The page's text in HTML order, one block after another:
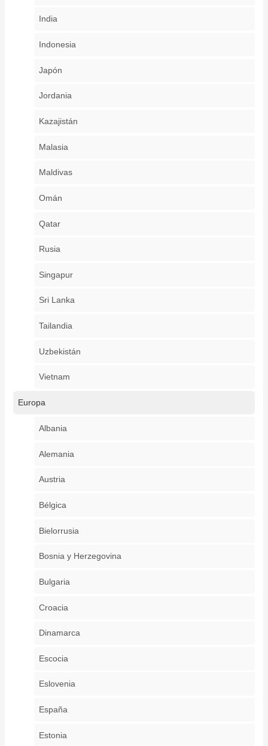
India
Indonesia
Japón
Jordania
Kazajistán
Malasia
Maldivas
Omán
Qatar
Rusia
Singapur
Sri Lanka
Tailandia
Uzbekistán
Vietnam
Europa
Albania
Alemania
Austria
Bélgica
Bielorrusia
Bosnia y Herzegovina
Bulgaria
Croacia
Dinamarca
Escocia
Eslovenia
España
Estonia